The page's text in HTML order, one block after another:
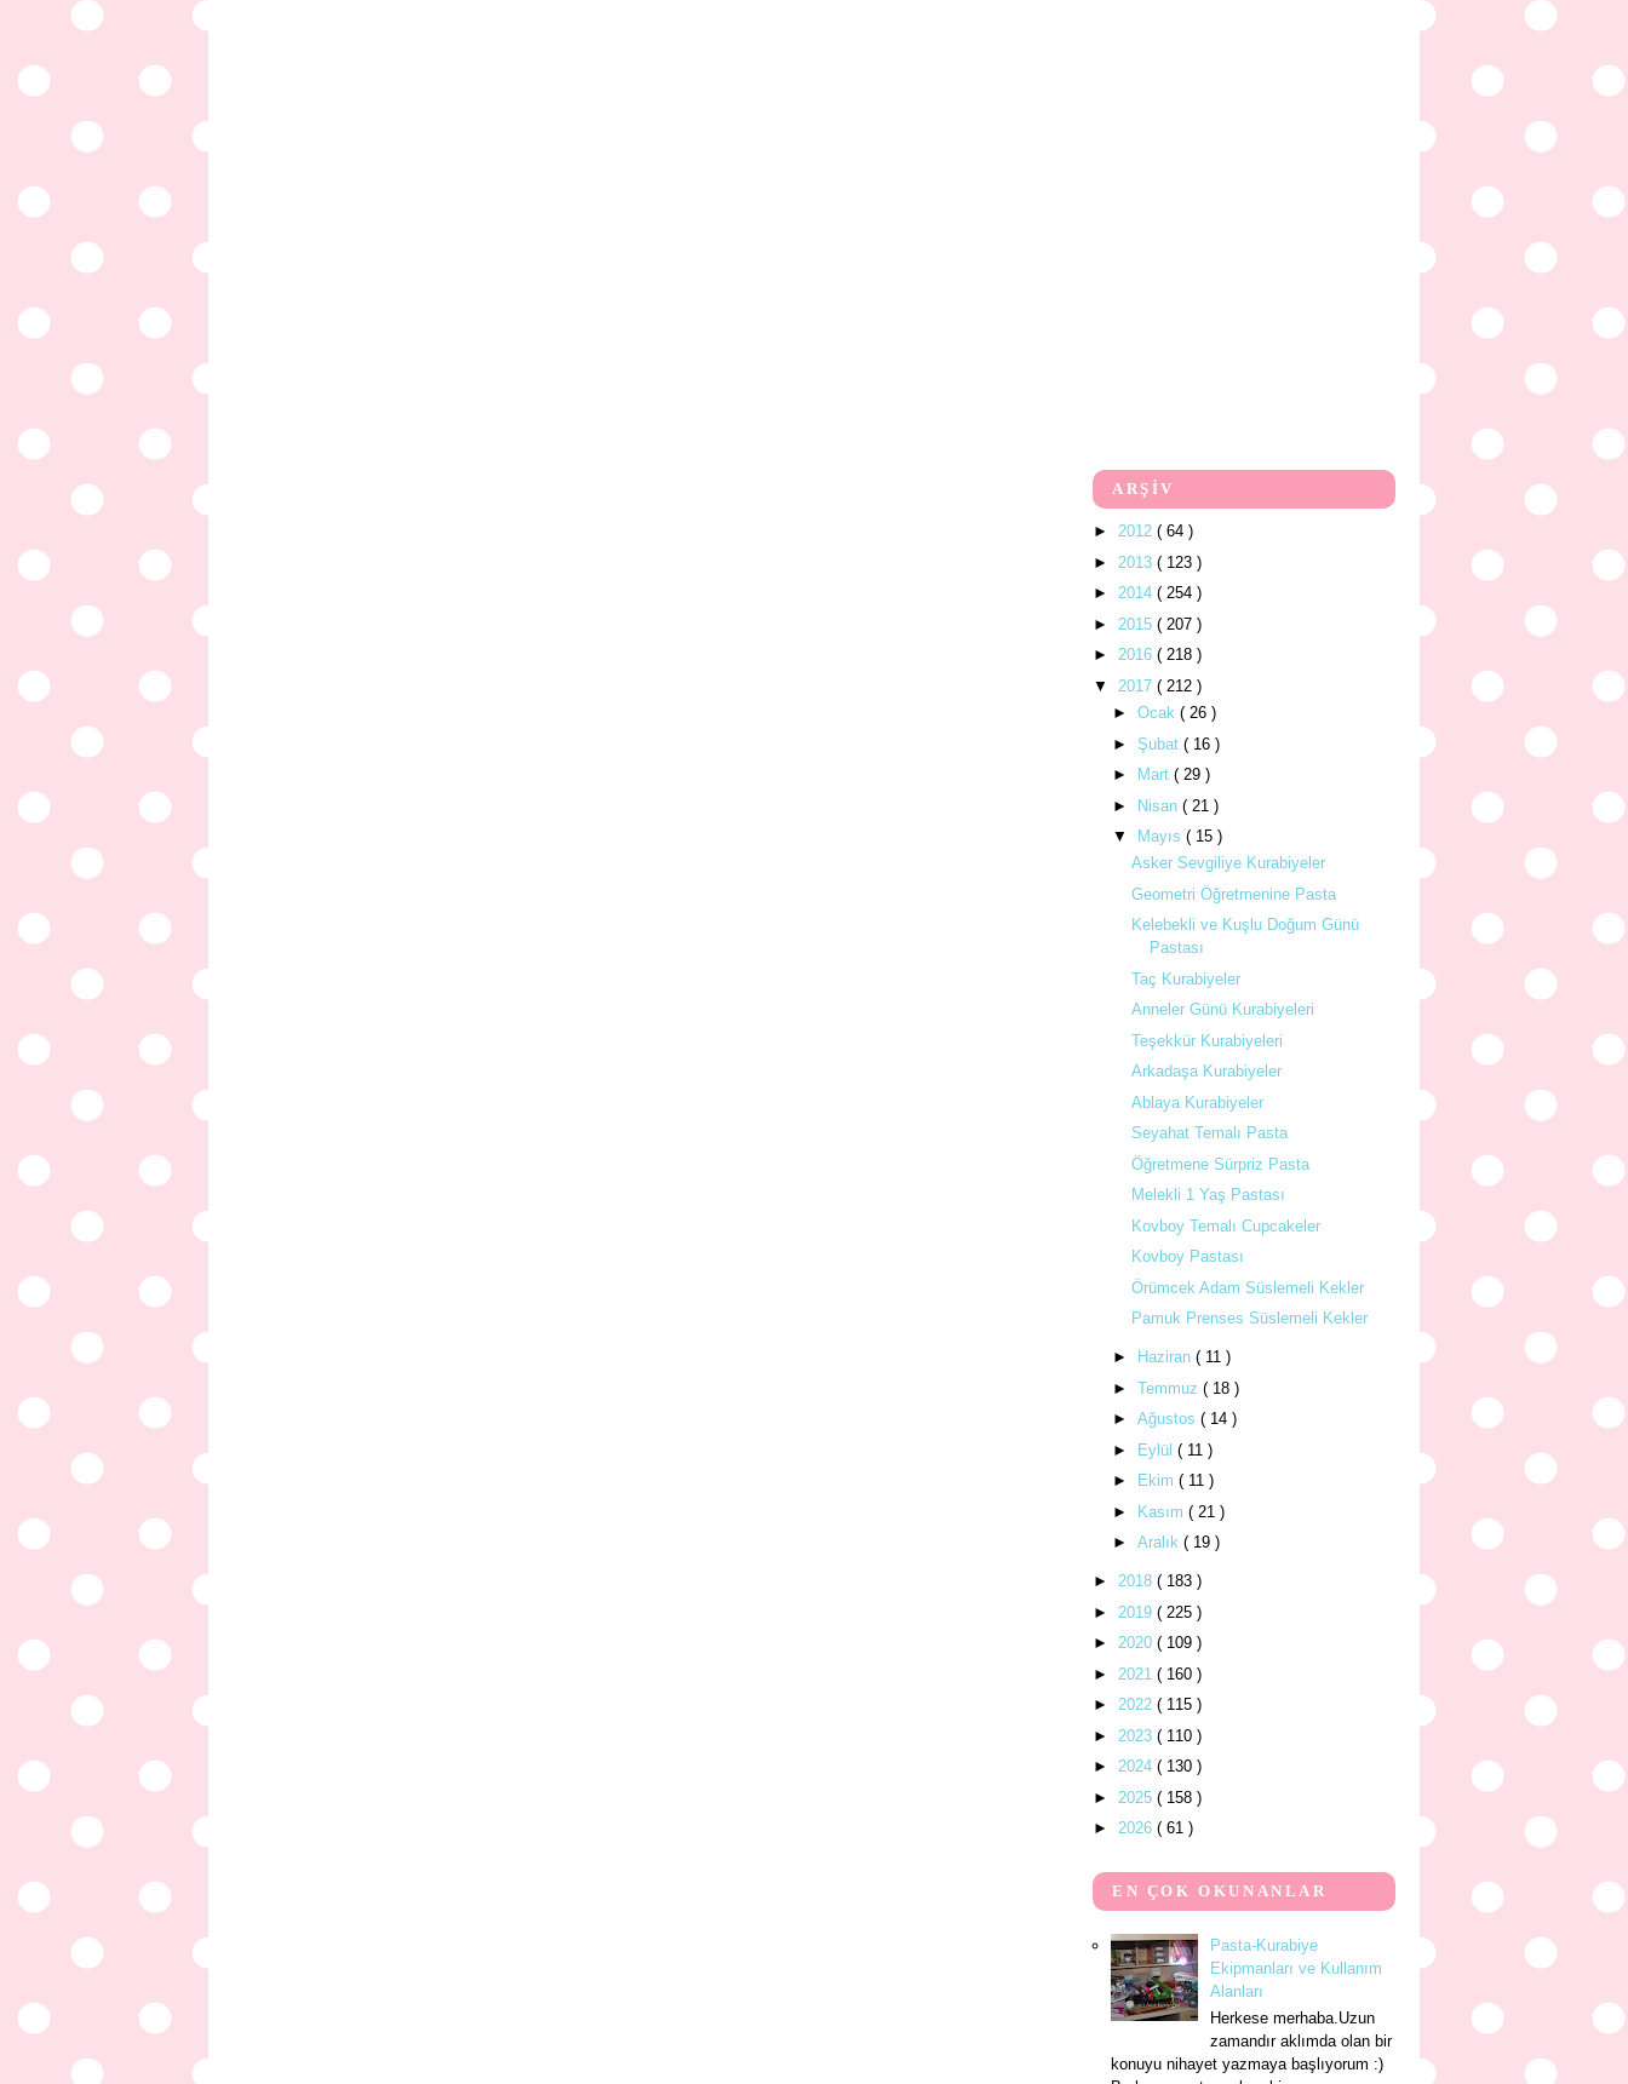
ARŞİV
► 2012 ( 64 )
► 2013 ( 123 )
► 2014 ( 254 )
► 2015 ( 207 )
► 2016 ( 218 )
▼ 2017 ( 212 )
► Ocak ( 26 )
► Şubat ( 16 )
►
Mart ( 29 )
► Nisan ( 21 )
▼
Mayıs ( 15 )
Asker Sevgiliye Kurabiyeler
Geometri Öğretmenine Pasta
Kelebekli ve Kuşlu Doğum Günü
Pastası
Taç Kurabiyeler
Anneler Günü Kurabiyeleri
Teşekkür Kurabiyeleri
Arkadaşa Kurabiyeler
Ablaya Kurabiyeler
Seyahat Temalı Pasta
Öğretmene Sürpriz Pasta
Melekli 1 Yaş Pastası
Kovboy Temalı Cupcakeler
Kovboy Pastası
Örümcek Adam Süslemeli Kekler
Pamuk Prenses Süslemeli Kekler
► Haziran ( 11 )
► Temmuz ( 18 )
► Ağustos ( 14 )
►
Eylül ( 11 )
►
Ekim ( 11 )
►
Kasım ( 21 )
► Aralık ( 19 )
► 2018 ( 183 )
► 2019 ( 225 )
► 2020 ( 109 )
► 2021 ( 160 )
► 2022 ( 115 )
► 2023 ( 110 )
► 2024 ( 130 )
► 2025 ( 158 )
► 2026 ( 61 )
EN ÇOK OKUNANLAR
Pasta-Kurabiye
Ekipmanları ve Kullanım
Alanları
Herkese merhaba.Uzun
zamandır aklımda olan bir
konuyu nihayet yazmaya başlıyorum :)